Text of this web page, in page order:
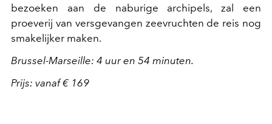
bezoeken aan de naburige archipels, zal een
proeverij van versgevangen zeevruchten de reis nog
smakelijker maken.
Brussel-Marseille: 4 uur en 54 minuten.
Prijs: vanaf € 169